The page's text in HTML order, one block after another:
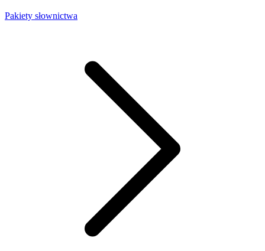
Pakiety słownictwa